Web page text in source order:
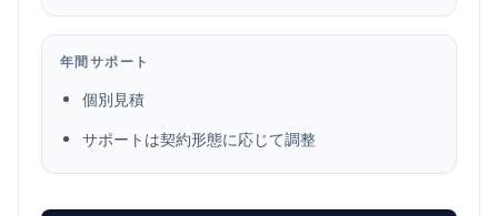
年間サポート
個別見積
サポートは契約形態に応じて調整